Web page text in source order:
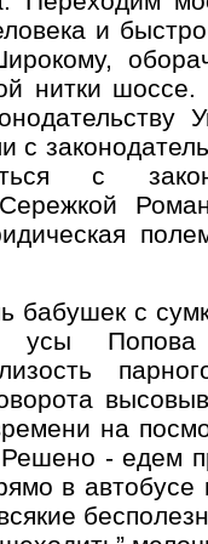
и
нитки
с
с
бабушек с
усы
на
Решено - едем
в